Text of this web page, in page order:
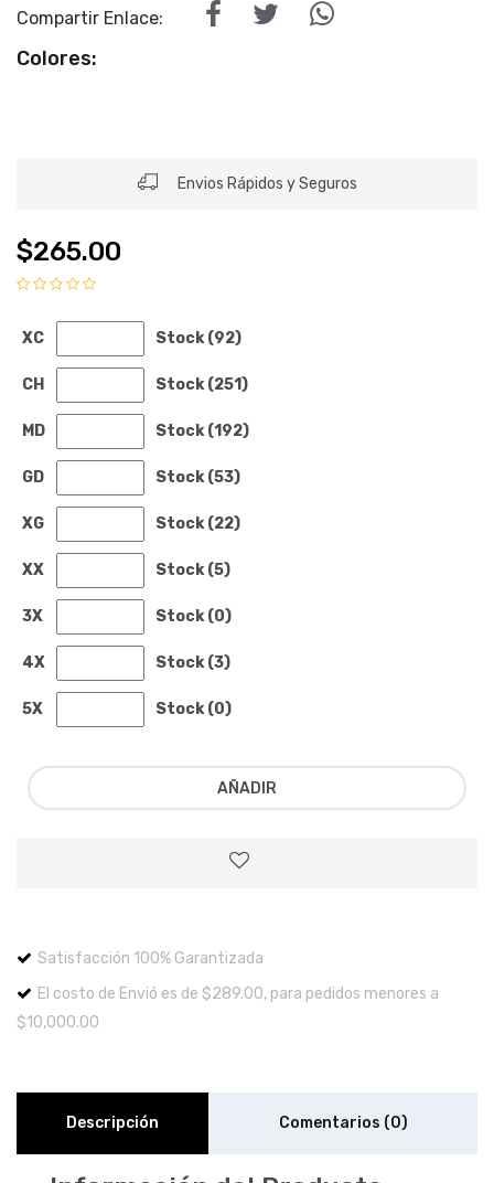
Compartir Enlace:
Colores:
Envios Rápidos y Seguros
$265.00
XC Stock (92)
CH Stock (251)
MD Stock (192)
GD Stock (53)
XG Stock (22)
XX Stock (5)
3X Stock (0)
4X Stock (3)
5X Stock (0)
AÑADIR
Satisfacción 100% Garantizada
El costo de Envió es de $289.00, para pedidos menores a
$10,000.00
Descripción Comentarios (0)